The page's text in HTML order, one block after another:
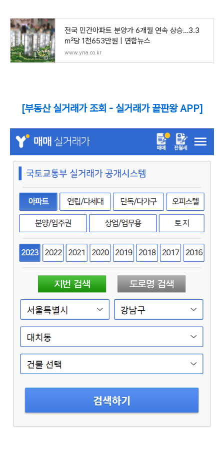
전국 민간아파트 분양가 6개월 연속 상승…3.3
㎡당 1천653만원 | 연합뉴스
www.yna.co.kr
[부동산 실거래가 조회 - 실거래가 끝판왕 APP]